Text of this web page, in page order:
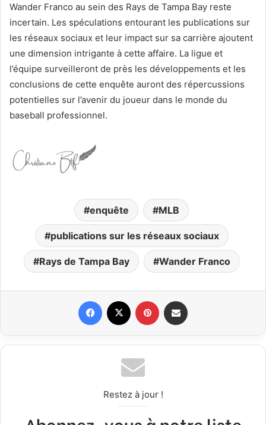
Wander Franco au sein des Rays de Tampa Bay reste
incertain. Les spéculations entourant les publications sur
les réseaux sociaux et leur impact sur sa carrière ajoutent
une dimension intrigante à cette affaire. La ligue et
l’équipe surveilleront de près les développements et les
conclusions de cette enquête auront des répercussions
potentielles sur l’avenir du joueur dans le monde du
baseball professionnel.
enquête MLB
publications sur les réseaux sociaux
Rays de Tampa Bay Wander Franco
Restez à jour !